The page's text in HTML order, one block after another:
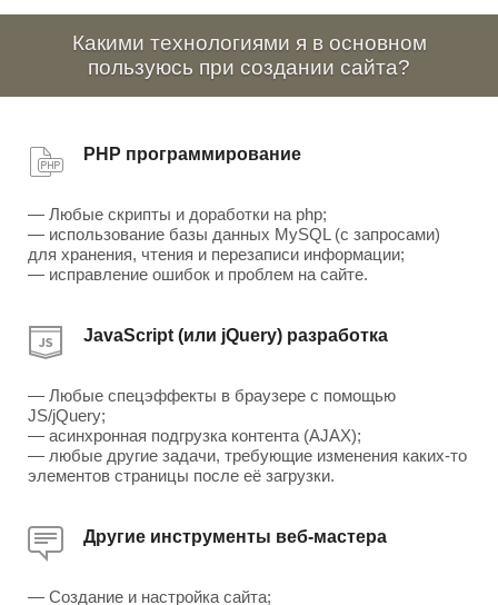
Какими технологиями я в основном
— Любые скрипты и доработки на php;
— использование базы данных MySQL (с запросами)
для хранения, чтения и перезаписи информации;
— Любые спецэффекты в браузере с помощью
JS/jQuery;
— асинхронная подгрузка контента (AJAX);
— любые другие задачи, требующие изменения каких-то